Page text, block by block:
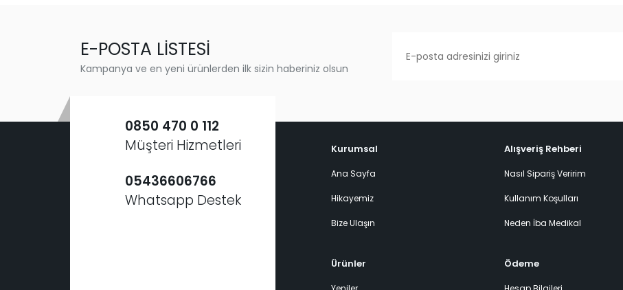
E-POSTA LİSTESİ
Kampanya ve en yeni ürünlerden ilk sizin haberiniz olsun
0850 470 0 112
Müşteri Hizmetleri
05436606766
Whatsapp Destek
Kurumsal
Ana Sayfa
Hikayemiz
Bize Ulaşın
Alışveriş Rehberi
Nasıl Sipariş Veririm
Kullanım Koşulları
Neden İba Medikal
Ürünler Ödeme